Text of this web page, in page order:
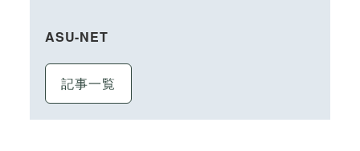
ASU-NET
記事一覧